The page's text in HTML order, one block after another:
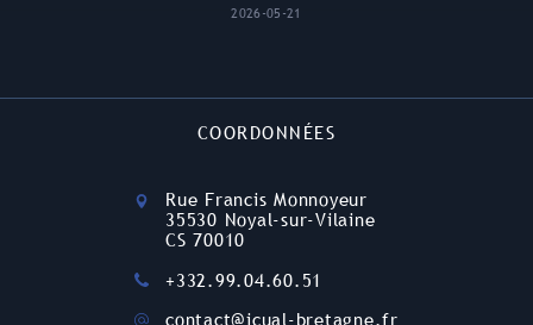
2026-05-21
COORDONNÉES
Rue Francis Monnoyeur
35530 Noyal-sur-Vilaine
CS 70010
+332.99.04.60.51
contact@icual-bretagne.fr